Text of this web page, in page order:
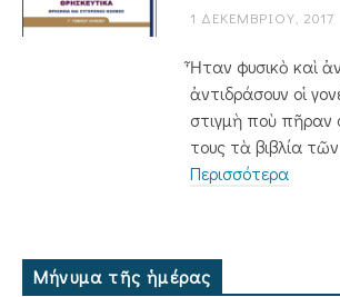
1 ΔΕΚΕΜΒΡΊΟΥ, 2017
Ἦταν φυσικὸ καὶ
ἀν­τιδράσουν οἱ
στιγμὴ ποὺ πῆραν
τους τὰ βιβλία
Περισσότερα
Μήνυμα τῆς ἡμέρας